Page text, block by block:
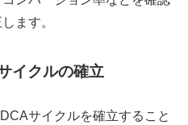
ます。
イクルの確立
サイクルを確立すること